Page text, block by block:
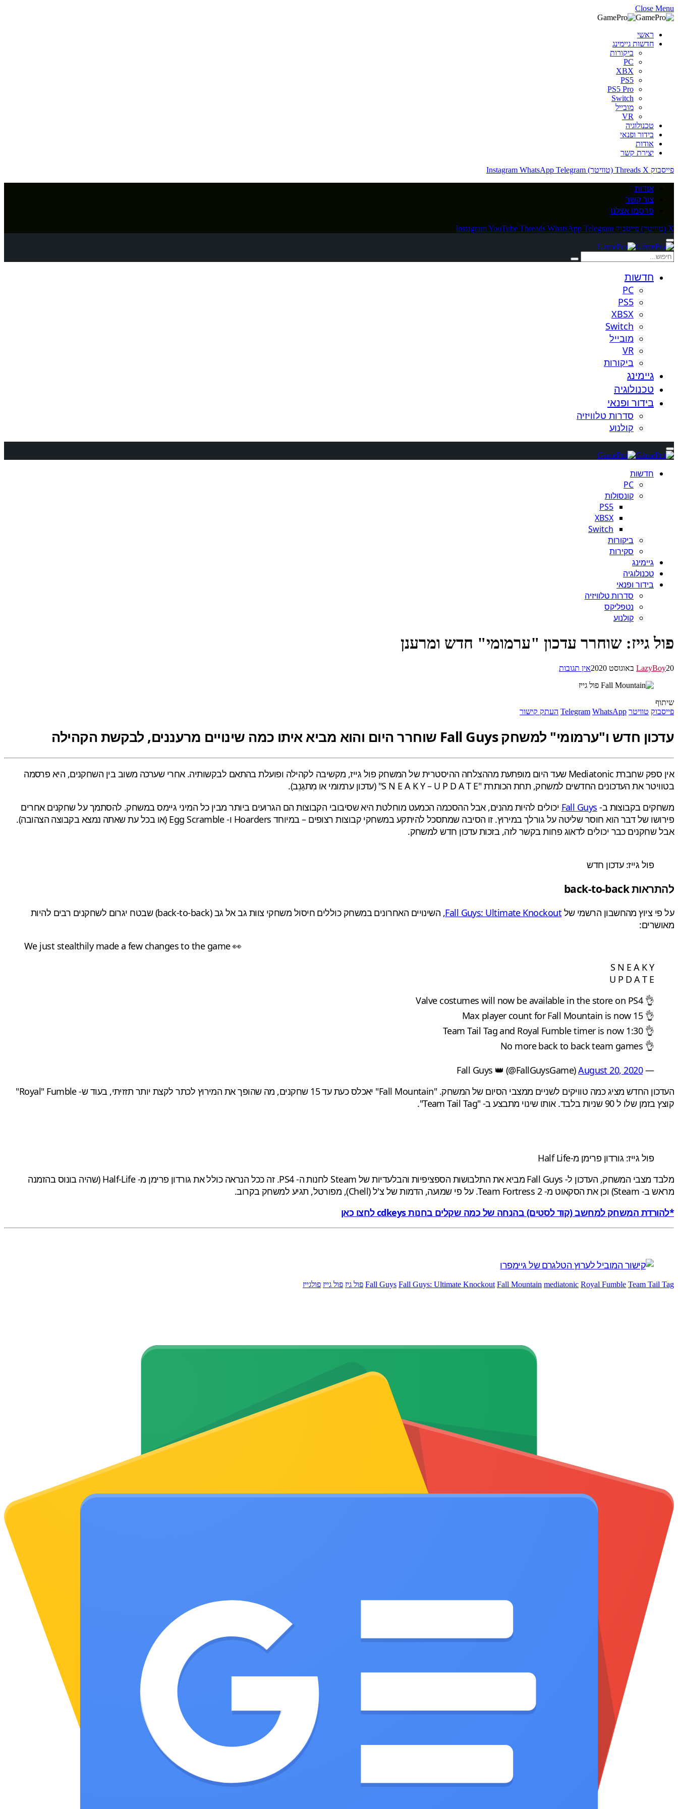
Close Menu
ראשי
חדשות גיימינג
ביקורות
PC
XBX
PS5
PS5 Pro
Switch
מובייל
VR
טכנולוגיה
בידור ופנאי
אודות
יצירת קשר
פייסבוק
Threads X (טוויטר) Instagram WhatsApp Telegram
אודות
צור קשר
פרסמו אצלנו
X (טוויטר) פייסבוק InstagramYouTube Threads WhatsApp Telegram
חדשות
PC
PS5
XBSX
Switch
מובייל
VR
ביקורות
גיימינג
טכנולוגיה
בידור ופנאי
סדרות טלוויזיה
קולנוע
חדשות
PC
קונסולות
PS5
XBSX
Switch
ביקורות
סקירות
גיימינג
טכנולוגיה
בידור ופנאי
סדרות טלוויזיה
נטפליקס
קולנוע
פול גייז: שוחרר עדכון "ערמומי" חדש ומרענן
LazyBoy20 באוגוסט 2020 אין תגובות
שיתוף
פייסבוק טוויטר Telegram WhatsApp העתק קישור
עדכון חדש ו"ערמומי" למשחק Fall Guys שוחרר היום והוא מביא איתו כמה שינויים מרעננים, לבקשת הקהילה
אין ספק שחברת Mediatonic שעד היום מופתעת מההצלחה ההיסטרית של המשחק פול גייז, מקשיבה לקהילה ופועלת בהתאם לבקשותיה. אחרי שערכה משוב בין השחקנים, היא פרסמה
בטוויטר את העדכונים החדשים למשחק, תחת הכותרת "S N E A K Y – U P D A T E" (עדכון ערמומי או מִתגַנֵב).
משחקים בקבוצות ב- Fall Guys יכולים להיות מהנים, אבל ההסכמה הכמעט מוחלטת היא שסיבובי הקבוצות הם הגרועים ביותר מבין כל המיני גיימס במשחק. להסתמך על שחקנים אחרים
פירושו של דבר הוא חוסר שליטה על גורלך במירוץ. זו הסיבה שמתסכל להיתקע במשחקי קבוצות רצופים – במיוחד Hoarders ו- Egg Scramble (או בכל עת שאתה נמצא בקבוצה הצהובה).
אבל שחקנים כבר יכולים לדאוג פחות בקשר לזה, בזכות עדכון חדש למשחק.
פול גייז: עדכון חדש
להתראות back-to-back
על פי ציוץ מהחשבון הרשמי של Fall Guys: Ultimate Knockout
, השינויים האחרונים במשחק כוללים חיסול משחקי צוות גב אל גב (back-to-back) שבטח יגרום לשחקנים רבים להיות
מאושרים:
We just stealthily made a few changes to the game 👀
S N E A K Y
U P D A T E
👌 Valve costumes will now be available in the store on PS4
👌 Max player count for Fall Mountain is now 15
👌 Team Tail Tag and Royal Fumble timer is now 1:30
👌 No more back to back team games
— Fall Guys 👑 (@FallGuysGame)
August 20, 2020
העדכון החדש מציג כמה טוויקים לשניים ממצבי הסיום של המשחק. "Fall Mountain" יאכלס כעת עד 15 שחקנים, מה שהופך את המירוץ לכתר לקצת יותר תזזיתי, בעוד ש- Royal" Fumble"
קוצץ בזמן שלו ל 90 שניות בלבד. אותו שינוי מתבצע ב- "Team Tail Tag".
פול גייז: גורדון פרימן מ-Half Life
מלבד מצבי המשחק, העדכון ל- Fall Guys מביא את התלבושות הספציפיות והבלעדיות של Steam לחנות ה- PS4. זה ככל הנראה כולל את גורדון פרימן מ- Half-Life (שהיה בונוס בהזמנה
מראש ב- Steam) וכן את הסקאוט מ- Team Fortress 2. על פי שמועה, הדמות של צ'ל (Chell), מפורטל, תגיע למשחק בקרוב.
*להורדת המשחק למחשב (קוד לסטים) בהנחה של כמה שקלים בחנות cdkeys לחצו כאן
Fall Guys Fall Guys: Ultimate Knockout Fall Mountain mediatonic Royal Fumble Team Tail Tag פול גיז פול גייז פולגייז